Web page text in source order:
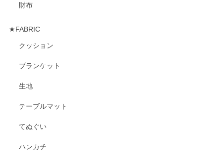
財布
★FABRIC
クッション
ブランケット
生地
テーブルマット
てぬぐい
ハンカチ